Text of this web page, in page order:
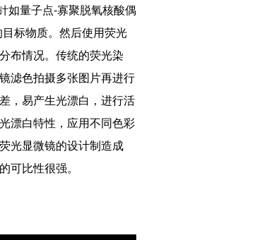
量子点-寡聚脱氧核酸偶
标物质。然后使用荧光
布情况。传统的荧光染
滤色拍摄多张图片再进行
，易产生光漂白，进行活
漂白特性，应用不同色彩
光显微镜的设计制造成
比性很强。